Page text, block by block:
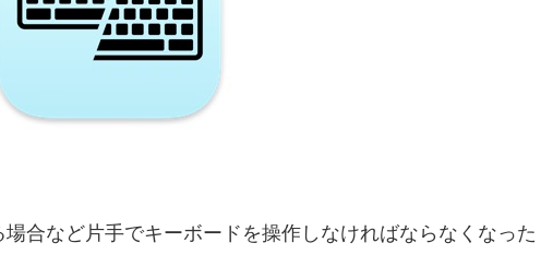
合など片手でキーボードを操作しなければならなくなった